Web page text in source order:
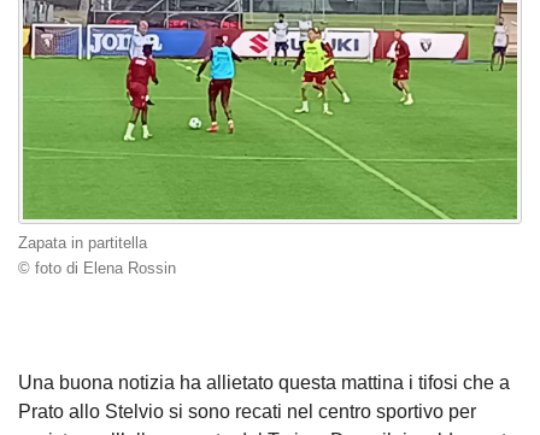
Zapata in partitella
© foto di Elena Rossin
Una buona notizia ha allietato questa mattina i tifosi che a
Prato allo Stelvio si sono recati nel centro sportivo per